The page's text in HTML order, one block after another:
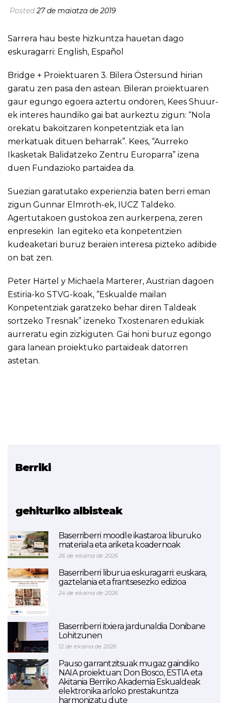
Posted27 de maiatza de 2019
Sarrera hau beste hizkuntza hauetan dago
eskuragarri: English, Español
Bridge + Proiektuaren 3. Bilera Östersund hirian
garatu zen pasa den astean. Bileran proiektuaren
gaur egungo egoera aztertu ondoren, Kees Shuur-
ek interes haundiko gai bat aurkeztu zigun: “Nola
orekatu bakoitzaren konpetentziak eta lan
merkatuak dituen beharrak”. Kees, “Aurreko
Ikasketak Balidatzeko Zentru Europarra” izena
duen Fundazioko partaidea da.
Suezian garatutako experienzia baten berri eman
zigun Gunnar Elmroth-ek, IUCZ Taldeko.
Agertutakoen gustokoa zen aurkerpena, zeren
enpresekin lan egiteko eta konpetentzien
kudeaketari buruz beraien interesa pizteko adibide
on bat zen.
Peter Härtel y Michaela Marterer, Austrian dagoen
Estiria-ko STVG-koak, “Eskualde mailan
Konpetentziak garatzeko behar diren Taldeak
sortzeko Tresnak” izeneko Txostenaren edukiak
aurreratu egin zizkiguten. Gai honi buruz egongo
gara lanean proiektuko partaideak datorren
astetan.
Berriki
gehituriko albisteak
Baserriberri moodle ikastaroa: liburuko
materiala eta ariketa koadernoak
26 de ekaina de 2026
Baserriberri liburua eskuragarri: euskara,
gaztelania eta frantsesezko edizioa
24 de ekaina de 2026
Baserriberri itxiera jardunaldia Donibane
Lohitzunen
12 de ekaina de 2026
Pauso garrantzitsuak mugaz gaindiko
NAIA proiektuan: Don Bosco, ESTIA eta
Akitania Berriko Akademia Eskualdeak
elektronika arloko prestakuntza
harmonizatu dute